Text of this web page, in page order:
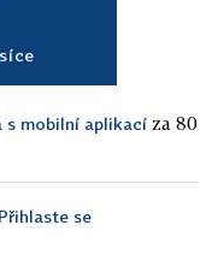
s mobilní aplikací za 80
Přihlaste se